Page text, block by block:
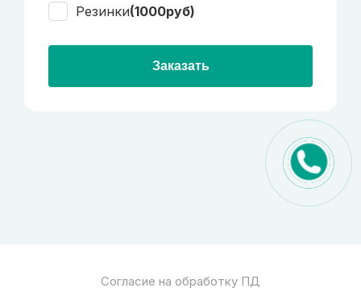
Резинки(1000руб)
Заказать
Согласие на обработку ПД